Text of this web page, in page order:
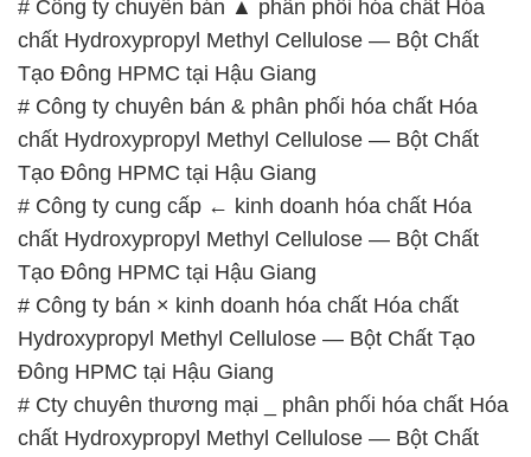
Thời gian làm việctại Hóa Chất Đắc Trường Phát
được tổ chức như sau:
Thứ 2 đến thứ 6: Buổi sáng: từ 8h đến 11h – Buổi
chiều: từ 12h30 đến 17h
Thứ 7: Buổi sáng: từ 8h đến 11h – Buổi chiều: từ
12h30 đến 16h
Chủ nhật: Nghỉ chủ nhật hàng tuần
Chúng tôi rất trân trọng thời gian và cam kết tuân
thủ giờ làm việc để đảm bảo sự hỗ trợ tốt nhất cho
khách hàng và đảm bảo hiệu suất công việc cao
nhất của nhân viên.
BẢN ĐỒ MAP TẠI CÔNG TY HÓA CHẤT ĐẮC